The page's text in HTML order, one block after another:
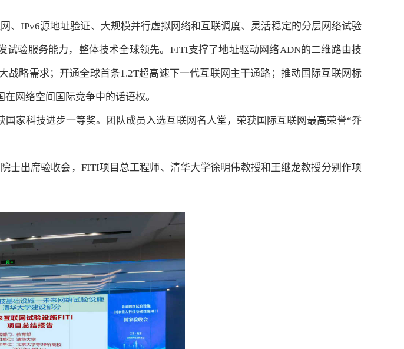
IPv6源地址验证、大规模并行虚拟网络和互联调度、灵活稳定的分层网络试验
验服务能力，整体技术全球领先。FITI支撑了地址驱动网络ADN的二维路由技
略需求；开通全球首条1.2T超高速下一代互联网主干通路；推动国际互联网标
网络空间国际竞争中的话语权。
家科技进步一等奖。团队成员入选互联网名人堂，荣获国际互联网最高荣誉“乔
出席验收会，FITI项目总工程师、清华大学徐明伟教授和王继龙教授分别作项